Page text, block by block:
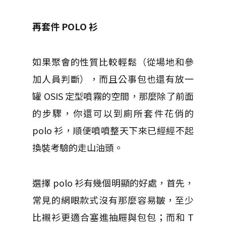
再套件 POLO 衫
如果聚會的性質比較輕鬆（從場地和參
加人員判斷），而且公事包也還有放一
罐 OSIS 定型噴霧的空間，那麼除了前面
的步驟，你還可以到廁所套件花俏的
polo 衫，順便噴噴整天下來已經經不起
換裝考驗的走山油頭。
選擇 polo 衫有幾個明顯的好處，首先，
常見的網眼款式沒有那麼容易皺，至少
比襯衫更適合塞進抽屜與包包；而和 T